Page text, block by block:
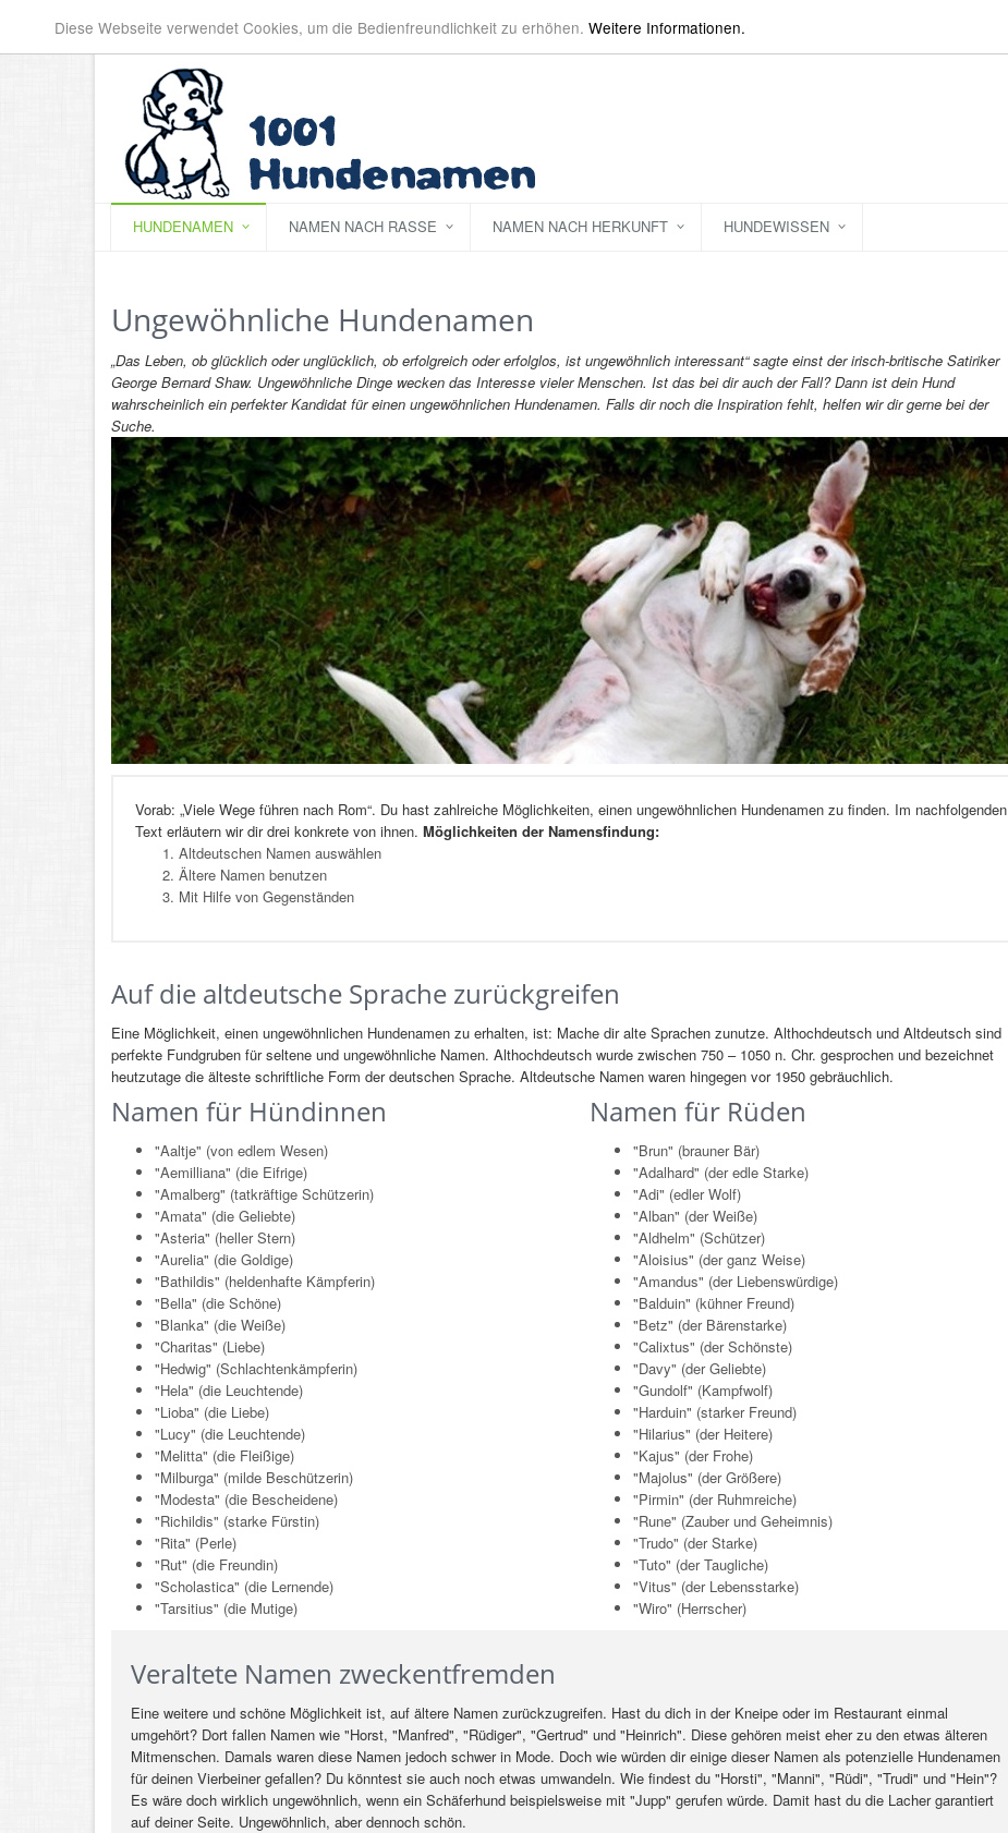
Diese Webseite verwendet Cookies, um die Bedienfreundlichkeit zu erhöhen. Weitere Informationen.
HUNDENAMEN NAMEN NACH RASSE NAMEN NACH HERKUNFT HUNDEWISSEN
Ungewöhnliche Hundenamen
„Das Leben, ob glücklich oder unglücklich, ob erfolgreich oder erfolglos, ist ungewöhnlich interessant“ sagte einst der irisch-britische Satiriker
George Bernard Shaw. Ungewöhnliche Dinge wecken das Interesse vieler Menschen. Ist das bei dir auch der Fall? Dann ist dein Hund
wahrscheinlich ein perfekter Kandidat für einen ungewöhnlichen Hundenamen. Falls dir noch die Inspiration fehlt, helfen wir dir gerne bei der
Suche.
Vorab: „Viele Wege führen nach Rom“. Du hast zahlreiche Möglichkeiten, einen ungewöhnlichen Hundenamen zu finden. Im nachfolgenden
Text erläutern wir dir drei konkrete von ihnen. Möglichkeiten der Namensfindung:
Altdeutschen Namen auswählen
Ältere Namen benutzen
Mit Hilfe von Gegenständen
Auf die altdeutsche Sprache zurückgreifen
Eine Möglichkeit, einen ungewöhnlichen Hundenamen zu erhalten, ist: Mache dir alte Sprachen zunutze. Althochdeutsch und Altdeutsch sind
perfekte Fundgruben für seltene und ungewöhnliche Namen. Althochdeutsch wurde zwischen 750 – 1050 n. Chr. gesprochen und bezeichnet
heutzutage die älteste schriftliche Form der deutschen Sprache. Altdeutsche Namen waren hingegen vor 1950 gebräuchlich.
Namen für Hündinnen
"Aaltje" (von edlem Wesen)
"Aemilliana" (die Eifrige)
"Amalberg" (tatkräftige Schützerin)
"Amata" (die Geliebte)
"Asteria" (heller Stern)
"Aurelia" (die Goldige)
"Bathildis" (heldenhafte Kämpferin)
"Bella" (die Schöne)
"Blanka" (die Weiße)
"Charitas" (Liebe)
"Hedwig" (Schlachtenkämpferin)
"Hela" (die Leuchtende)
"Lioba" (die Liebe)
"Lucy" (die Leuchtende)
"Melitta" (die Fleißige)
"Milburga" (milde Beschützerin)
"Modesta" (die Bescheidene)
"Richildis" (starke Fürstin)
"Rita" (Perle)
"Rut" (die Freundin)
"Scholastica" (die Lernende)
"Tarsitius" (die Mutige)
Namen für Rüden
"Brun" (brauner Bär)
"Adalhard" (der edle Starke)
"Adi" (edler Wolf)
"Alban" (der Weiße)
"Aldhelm" (Schützer)
"Aloisius" (der ganz Weise)
"Amandus" (der Liebenswürdige)
"Balduin" (kühner Freund)
"Betz" (der Bärenstarke)
"Calixtus" (der Schönste)
"Davy" (der Geliebte)
"Gundolf" (Kampfwolf)
"Harduin" (starker Freund)
"Hilarius" (der Heitere)
"Kajus" (der Frohe)
"Majolus" (der Größere)
"Pirmin" (der Ruhmreiche)
"Rune" (Zauber und Geheimnis)
"Trudo" (der Starke)
"Tuto" (der Taugliche)
"Vitus" (der Lebensstarke)
"Wiro" (Herrscher)
Veraltete Namen zweckentfremden
Eine weitere und schöne Möglichkeit ist, auf ältere Namen zurückzugreifen. Hast du dich in der Kneipe oder im Restaurant einmal
umgehört? Dort fallen Namen wie "Horst, "Manfred", "Rüdiger", "Gertrud" und "Heinrich". Diese gehören meist eher zu den etwas älteren
Mitmenschen. Damals waren diese Namen jedoch schwer in Mode. Doch wie würden dir einige dieser Namen als potenzielle Hundenamen
für deinen Vierbeiner gefallen? Du könntest sie auch noch etwas umwandeln. Wie findest du "Horsti", "Manni", "Rüdi", "Trudi" und "Hein"?
Es wäre doch wirklich ungewöhnlich, wenn ein Schäferhund beispielsweise mit "Jupp" gerufen würde. Damit hast du die Lacher garantiert
auf deiner Seite. Ungewöhnlich, aber dennoch schön.